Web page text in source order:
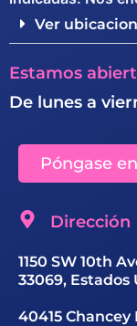
Ver
Estamos
De lunes a
Póngase
Dirección
1150 SW 10th
33069, Estados
40415 Chancey